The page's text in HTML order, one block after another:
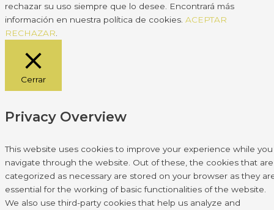
rechazar su uso siempre que lo desee. Encontrará más
información en nuestra política de cookies. ACEPTAR
RECHAZAR
Cerrar
Privacy Overview
This website uses cookies to improve your experience while you
navigate through the website. Out of these, the cookies that are
categorized as necessary are stored on your browser as they
essential for the working of basic functionalities of the website.
We also use third-party cookies that help us analyze and